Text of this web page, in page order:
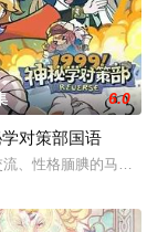
6.0
对策部国语
、性格腼腆的马库